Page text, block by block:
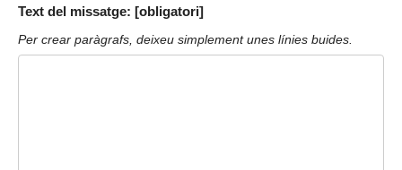
Text del missatge: [obligatori]
Per crear paràgrafs, deixeu simplement unes línies buides.